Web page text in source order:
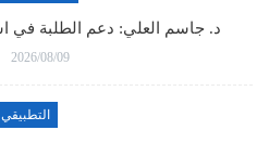
د. جاسم العلي: دعم الطلبة في
2026/08/09
التطبيقي